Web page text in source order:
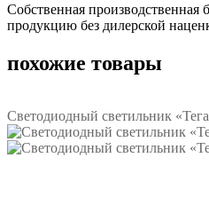
Собственная производственная
продукцию без дилерской
похожие товары
Светодиодный светильник